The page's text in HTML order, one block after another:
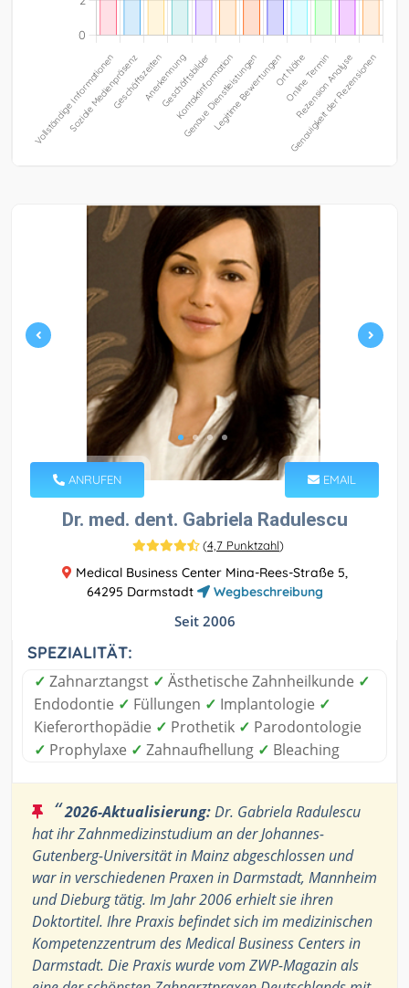
ANRUFEN EMAIL
Dr. med. dent. Gabriela Radulescu
(4,7 Punktzahl)
Medical Business Center Mina-Rees-Straße 5,
64295 Darmstadt
Wegbeschreibung
Seit 2006
SPEZIALITÄT:
✓ Zahnarztangst ✓ Ästhetische Zahnheilkunde ✓
Endodontie ✓ Füllungen ✓ Implantologie ✓
Kieferorthopädie ✓ Prothetik ✓ Parodontologie
✓ Prophylaxe ✓ Zahnaufhellung ✓ Bleaching
“2026-Aktualisierung:Dr. Gabriela Radulescu
hat ihr Zahnmedizinstudium an der Johannes-
Gutenberg-Universität in Mainz abgeschlossen und
war in verschiedenen Praxen in Darmstadt, Mannheim
und Dieburg tätig. Im Jahr 2006 erhielt sie ihren
Doktortitel. Ihre Praxis befindet sich im medizinischen
Kompetenzzentrum des Medical Business Centers in
Darmstadt. Die Praxis wurde vom ZWP-Magazin als